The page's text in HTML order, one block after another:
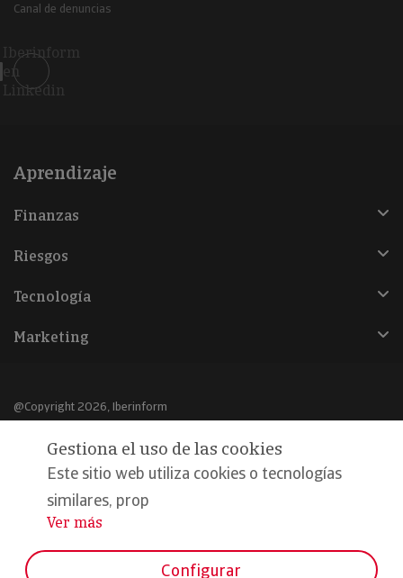
Canal de denuncias
Iberinform
en
Linkedin
Aprendizaje
Finanzas
Riesgos
Tecnología
Marketing
@Copyright 2026, Iberinform
Aviso legal
Política de cookies
Declaración de privacidad
Gestiona el uso de las cookies
Este sitio web utiliza cookies o tecnologías
similares, prop
...
Ver más
Configurar